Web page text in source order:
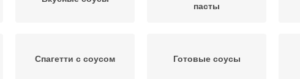
пасты
Спагетти с соусом Готовые соусы